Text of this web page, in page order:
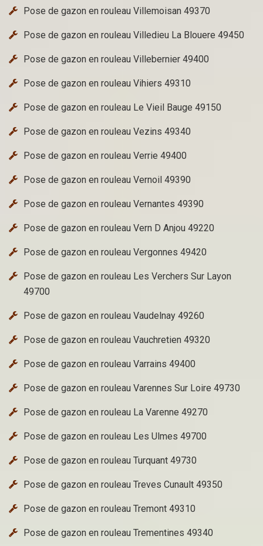
Pose de gazon en rouleau Villemoisan 49370
Pose de gazon en rouleau Villedieu La Blouere 49450
Pose de gazon en rouleau Villebernier 49400
Pose de gazon en rouleau Vihiers 49310
Pose de gazon en rouleau Le Vieil Bauge 49150
Pose de gazon en rouleau Vezins 49340
Pose de gazon en rouleau Verrie 49400
Pose de gazon en rouleau Vernoil 49390
Pose de gazon en rouleau Vernantes 49390
Pose de gazon en rouleau Vern D Anjou 49220
Pose de gazon en rouleau Vergonnes 49420
Pose de gazon en rouleau Les Verchers Sur Layon
49700
Pose de gazon en rouleau Vaudelnay 49260
Pose de gazon en rouleau Vauchretien 49320
Pose de gazon en rouleau Varrains 49400
Pose de gazon en rouleau Varennes Sur Loire 49730
Pose de gazon en rouleau La Varenne 49270
Pose de gazon en rouleau Les Ulmes 49700
Pose de gazon en rouleau Turquant 49730
Pose de gazon en rouleau Treves Cunault 49350
Pose de gazon en rouleau Tremont 49310
Pose de gazon en rouleau Trementines 49340